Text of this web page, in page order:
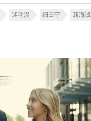
迷动漫 细田守 新海诚